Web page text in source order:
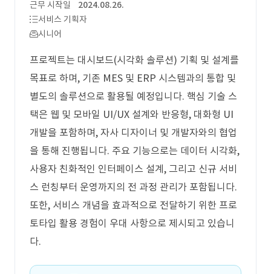
근무 시작일
2024.08.26.
서비스 기획자
시니어
프로젝트는 대시보드(시각화 솔루션) 기획 및 설계를
목표로 하며, 기존 MES 및 ERP 시스템과의 통합 및
별도의 솔루션으로 활용될 예정입니다. 핵심 기술 스
택은 웹 및 모바일 UI/UX 설계와 반응형, 대화형 UI
개발을 포함하며, 자사 디자이너 및 개발자와의 협업
을 통해 진행됩니다. 주요 기능으로는 데이터 시각화,
사용자 친화적인 인터페이스 설계, 그리고 신규 서비
스 런칭부터 운영까지의 전 과정 관리가 포함됩니다.
또한, 서비스 개념을 효과적으로 전달하기 위한 프로
토타입 활용 경험이 우대 사항으로 제시되고 있습니
다.